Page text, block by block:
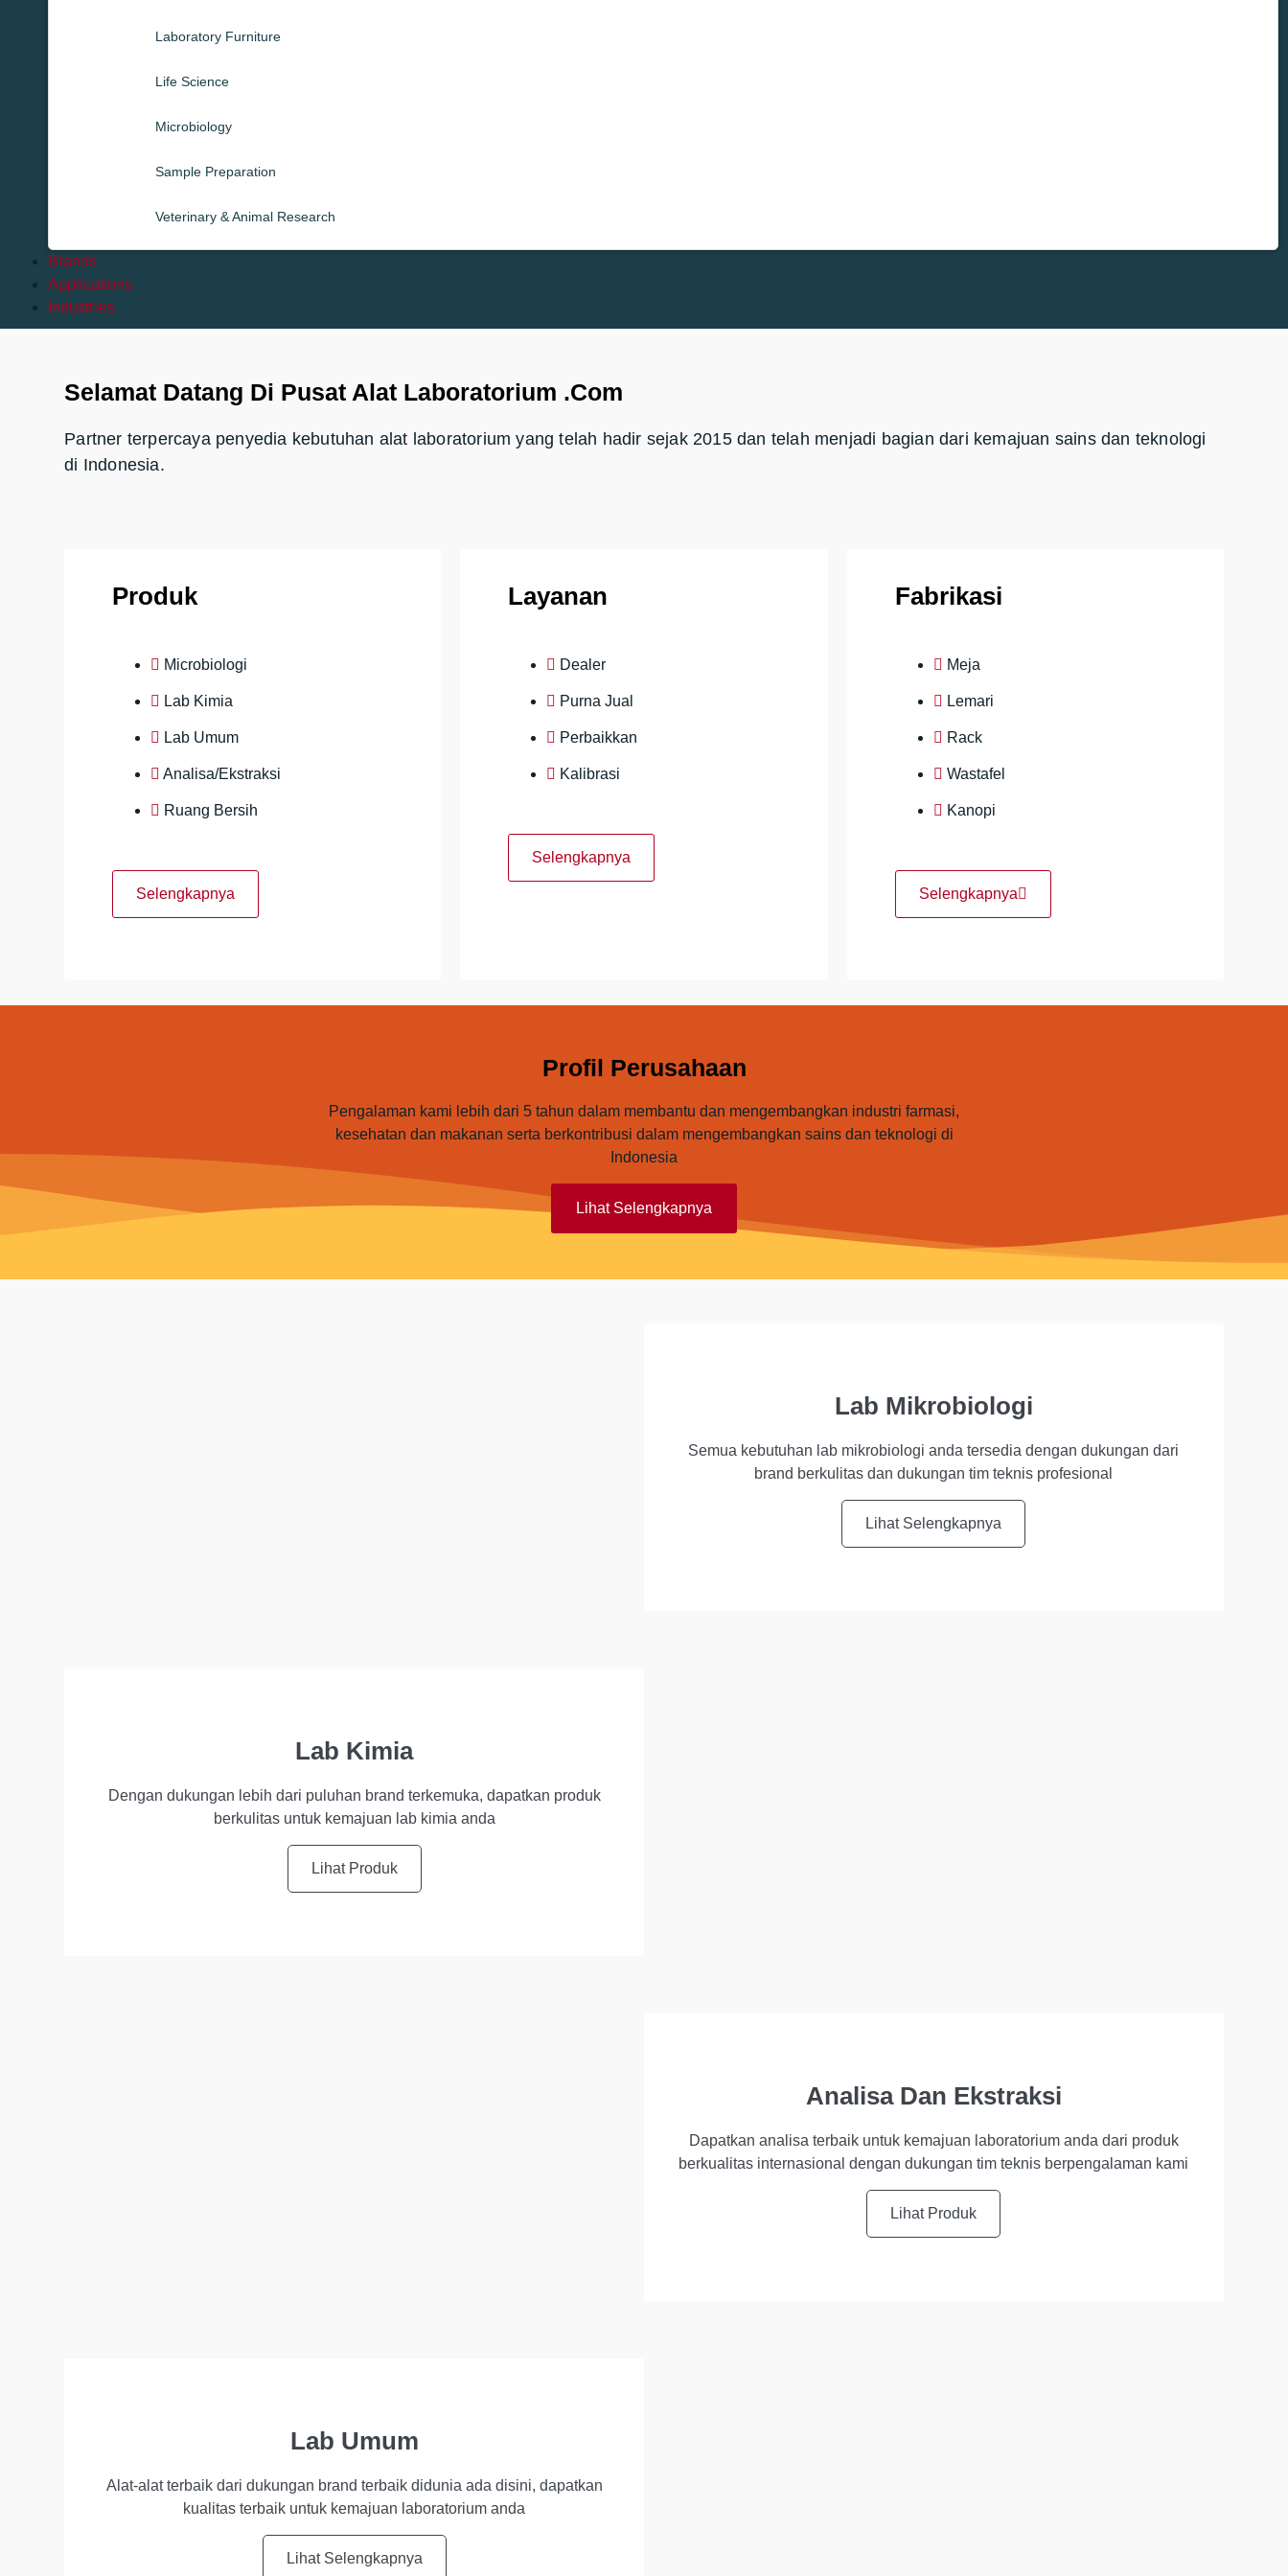
Laboratory Furniture
Life Science
Microbiology
Sample Preparation
Veterinary & Animal Research
Brands
Applications
Industries
Selamat Datang Di Pusat Alat Laboratorium .com
Partner terpercaya penyedia kebutuhan alat laboratorium yang telah hadir sejak 2015 dan telah menjadi bagian dari kemajuan sains dan teknologi
di Indonesia.
Produk
Microbiologi
Lab Kimia
Lab Umum
Analisa/Ekstraksi
Ruang Bersih
Selengkapnya
Layanan
Dealer
Purna Jual
Perbaikkan
Kalibrasi
Selengkapnya
Fabrikasi
Meja
Lemari
Rack
Wastafel
Kanopi
Selengkapnya
Profil Perusahaan
Pengalaman kami lebih dari 5 tahun dalam membantu dan mengembangkan industri farmasi,
kesehatan dan makanan serta berkontribusi dalam mengembangkan sains dan teknologi di
Indonesia
Lihat Selengkapnya
Lab Mikrobiologi
Semua kebutuhan lab mikrobiologi anda tersedia dengan dukungan dari
brand berkulitas dan dukungan tim teknis profesional
Lihat Selengkapnya
Lab Kimia
Dengan dukungan lebih dari puluhan brand terkemuka, dapatkan produk
berkulitas untuk kemajuan lab kimia anda
Lihat Produk
Analisa Dan Ekstraksi
Dapatkan analisa terbaik untuk kemajuan laboratorium anda dari produk
berkualitas internasional dengan dukungan tim teknis berpengalaman kami
Lihat Produk
Lab Umum
Alat-alat terbaik dari dukungan brand terbaik didunia ada disini, dapatkan
kualitas terbaik untuk kemajuan laboratorium anda
Lihat Selengkapnya